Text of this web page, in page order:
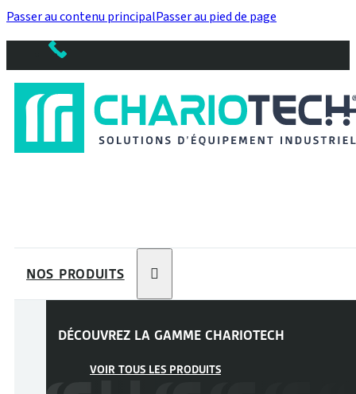
Passer au contenu principalPasser au pied de page
NOS PRODUITS
DÉCOUVREZ LA GAMME CHARIOTECH
VOIR TOUS LES PRODUITS